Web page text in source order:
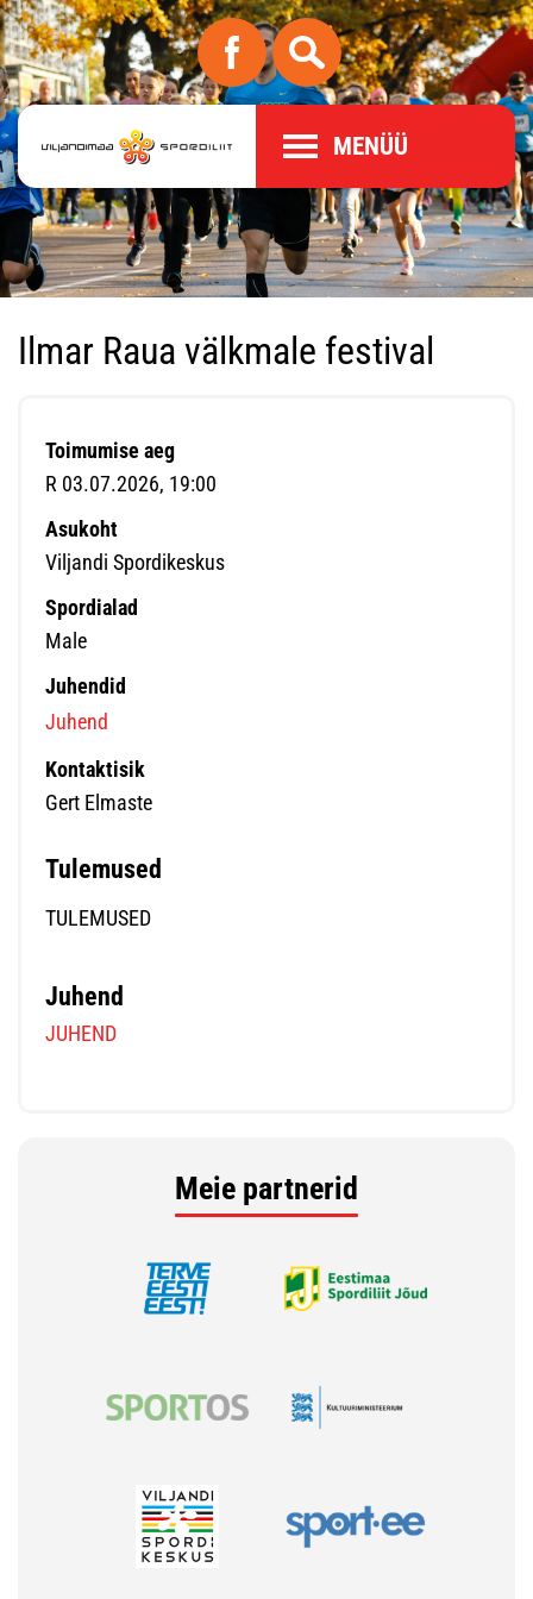
MENÜÜ
Ilmar Raua välkmale festival
Toimumise aeg
R 03.07.2026, 19:00
Asukoht
Viljandi Spordikeskus
Spordialad
Male
Juhendid
Juhend
Kontaktisik
Gert Elmaste
Tulemused
TULEMUSED
Juhend
JUHEND
Meie partnerid